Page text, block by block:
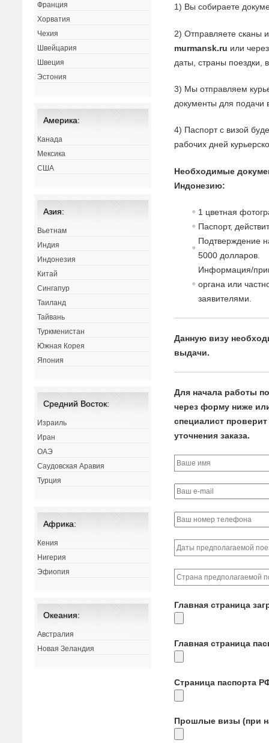
1) Вы собираете
2) Отправляете сканы
murmansk.ru или
даты, страны поездки,
3) Мы отправляем
документы для подачи
4) Паспорт с визой
рабочих дней
Необходимые
Индонезию:
1 цветная
Паспорт,
Подтверждение
5000 долларов.
Информация/
органа или
заявителями.
Данную визу
выдачи.
Для начала работы
через форму ниже
специалист
уточнения заказа.
Главная страница
Главная страница
Страница паспорта
Прошлые визы (при
Франция
Хорватия
Чехия
Швейцария
Швеция
Эстония
Америка:
Канада
Мексика
США
Азия:
Вьетнам
Индия
Индонезия
Китай
Сингапур
Таиланд
Тайвань
Туркменистан
Южная Корея
Япония
Средний Восток:
Израиль
Иран
ОАЭ
Саудовская Аравия
Турция
Африка:
Кения
Нигерия
Эфиопия
Океания:
Австралия
Новая Зеландия